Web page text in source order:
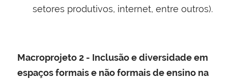
setores produtivos, internet, entre outros).
Macroprojeto 2 - Inclusão e diversidade em
espaços formais e não formais de ensino na